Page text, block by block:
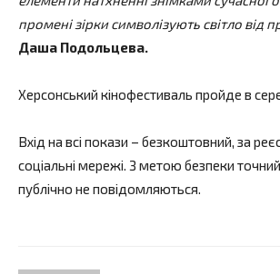
промені зірки символізують світло від
Даша Подольцева.
Херсонський кінофестиваль пройде в
Вхід на всі покази – безкоштовний, за
соціальні мережі. З метою безпеки
публічно не повідомляються.